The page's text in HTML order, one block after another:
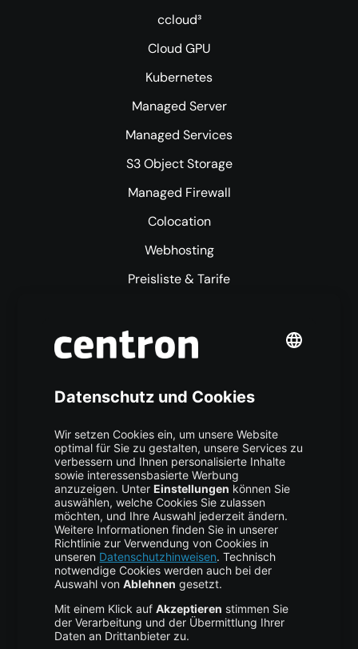
ccloud³
Cloud GPU
Kubernetes
Managed Server
Managed Services
S3 Object Storage
Managed Firewall
Colocation
Webhosting
Preisliste & Tarife
Mehr centron
High Availability
Trust Center
Data Recovery
Backup Service
Business Hosting
Cloud Storage
Cloud Anbieter
Leitfaden & Übersicht